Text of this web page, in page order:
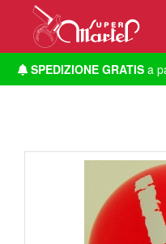
SPEDIZIONE GRATISa